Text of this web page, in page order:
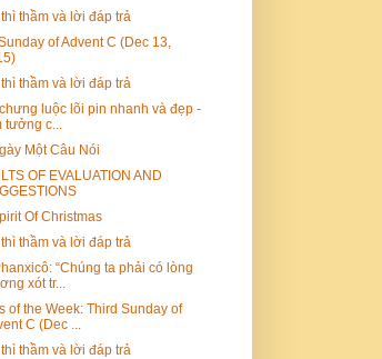
thầm và lời đáp trả
of Advent C (Dec 13,
thầm và lời đáp trả
luộc lõi pin nhanh và đẹp -
tưởng c...
Một Câu Nói
OF EVALUATION AND
Of Christmas
thầm và lời đáp trả
“Chúng ta phải có lòng
xót tr...
of the Week: Third Sunday of
C (Dec ...
thầm và lời đáp trả